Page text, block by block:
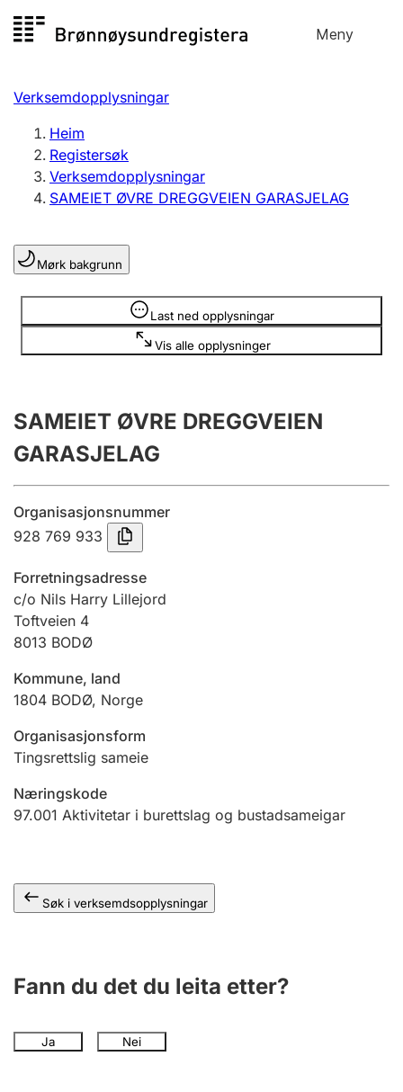
til
Meny
Registersøk
Aksjeselskap
Enkeltpersonføretak
Registrere, endre, slette
Lag og foreining
Registrere, endre, slette
Årsrekneskap
Innsending og forseinkingsgebyr
Tinglysing
Jeger
Betaling og jegeravgiftskort
Ektepaktrettleiaren
Andre tema
Verksemdopplysningar
Heim
Registersøk
Verksemdopplysningar
SAMEIET ØVRE DREGGVEIEN GARASJELAG
Mørk bakgrunn
Last ned opplysningar
Vis alle opplysninger
Opplysninger er skjult
SAMEIET ØVRE DREGGVEIEN
GARASJELAG
Organisasjonsnummer
928 769 933
Forretningsadresse
c/o Nils Harry Lillejord
Toftveien 4
8013 BODØ
Kommune, land
1804 BODØ, Norge
Organisasjonsform
Tingsrettslig sameie
Næringskode
97.001 Aktivitetar i burettslag og bustadsameigar
Søk i verksemdsopplysningar
Fann du det du leita etter?
Ja Nei